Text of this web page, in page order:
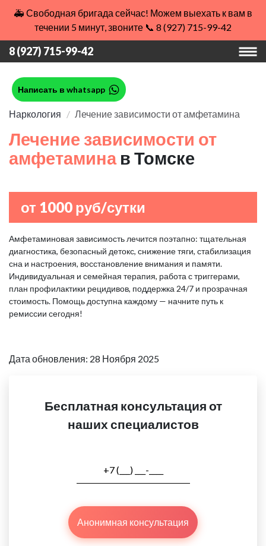
🚑 Свободная бригада сейчас! Можем выехать к вам в
течении 5 минут, звоните 📞 8 (927) 715-99-42
8 (927) 715-99-42
Написать в whatsapp
Наркология Лечение зависимости от амфетамина
Лечение зависимости от
амфетамина в Томске
от 1000 руб/сутки
Амфетаминовая зависимость лечится поэтапно: тщательная
диагностика, безопасный детокс, снижение тяги, стабилизация
сна и настроения, восстановление внимания и памяти.
Индивидуальная и семейная терапия, работа с триггерами,
план профилактики рецидивов, поддержка 24/7 и прозрачная
стоимость. Помощь доступна каждому — начните путь к
ремиссии сегодня!
Дата обновления: 28 Ноября 2025
Бесплатная консультация от
наших специалистов
Анонимная консультация